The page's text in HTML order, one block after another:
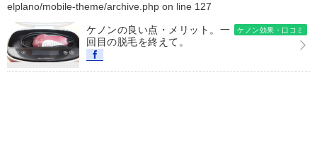
elplano/mobile-theme/archive.php on line 127
ケノン効果・口コミ
ケノンの良い点・メリット。一
回目の脱毛を終えて。